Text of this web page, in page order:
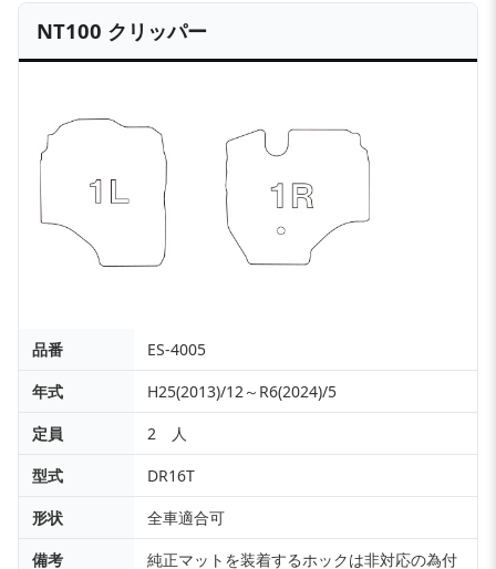
NT100 クリッパー
品番
ES-4005
年式
H25(2013)/12～R6(2024)/5
定員
2 人
型式
DR16T
形状
全車適合可
備考
純正マットを装着するホックは非対応の為付